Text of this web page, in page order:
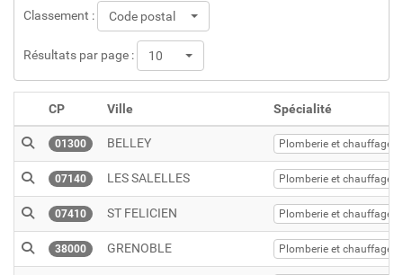
Classement : Code postal
Résultats par page : 10
CP Ville Spécialité
01300 BELLEY Plomberie et chauffage
07140 LES SALELLES Plomberie et chauffage
07410 ST FELICIEN Plomberie et chauffage
38000 GRENOBLE Plomberie et chauffage